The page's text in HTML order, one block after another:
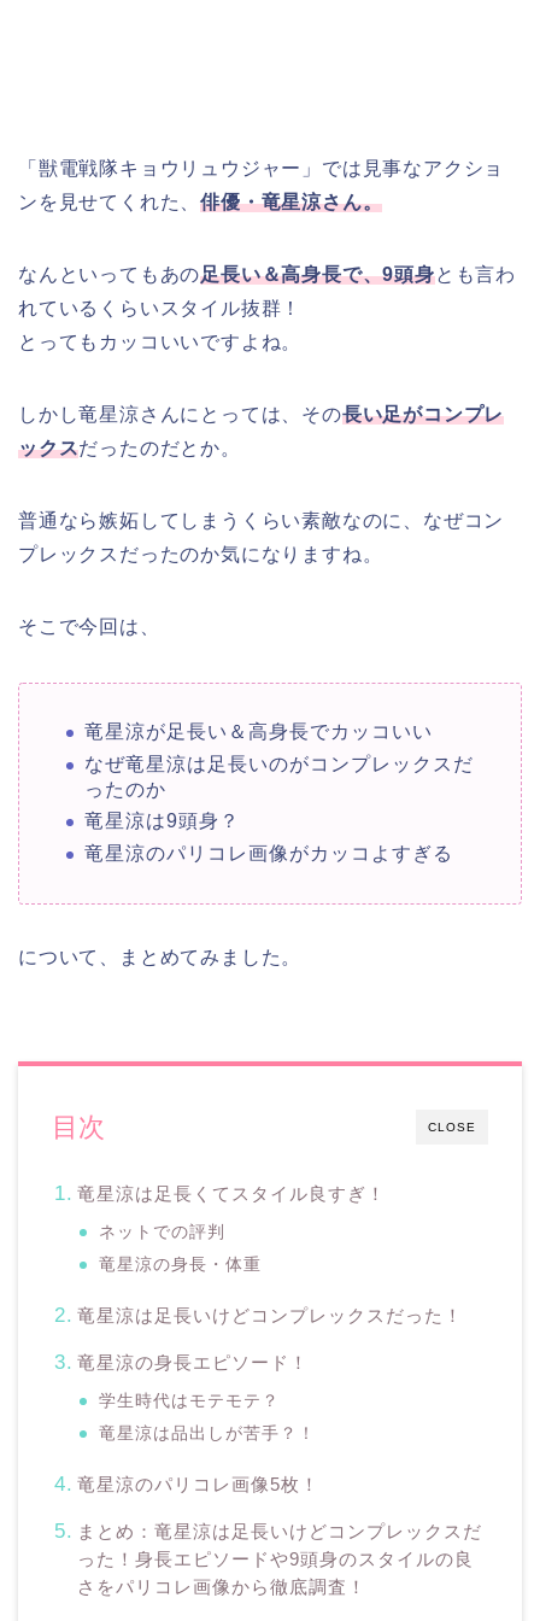
「獣電戦隊キョウリュウジャー」では見事なアクショ
ンを見せてくれた、俳優・竜星涼さん。
なんといってもあの足長い＆高身長で、9頭身とも言わ
れているくらいスタイル抜群！
とってもカッコいいですよね。
しかし竜星涼さんにとっては、その長い足がコンプレ
ックスだったのだとか。
普通なら嫉妬してしまうくらい素敵なのに、なぜコン
プレックスだったのか気になりますね。
そこで今回は、
竜星涼が足長い＆高身長でカッコいい
なぜ竜星涼は足長いのがコンプレックスだ
ったのか
竜星涼は9頭身？
竜星涼のパリコレ画像がカッコよすぎる
について、まとめてみました。
CLOSE
目次
竜星涼は足長くてスタイル良すぎ！
ネットでの評判
竜星涼の身長・体重
竜星涼は足長いけどコンプレックスだった！
竜星涼の身長エピソード！
学生時代はモテモテ？
竜星涼は品出しが苦手？！
竜星涼のパリコレ画像5枚！
まとめ：竜星涼は足長いけどコンプレックスだ
った！身長エピソードや9頭身のスタイルの良
さをパリコレ画像から徹底調査！